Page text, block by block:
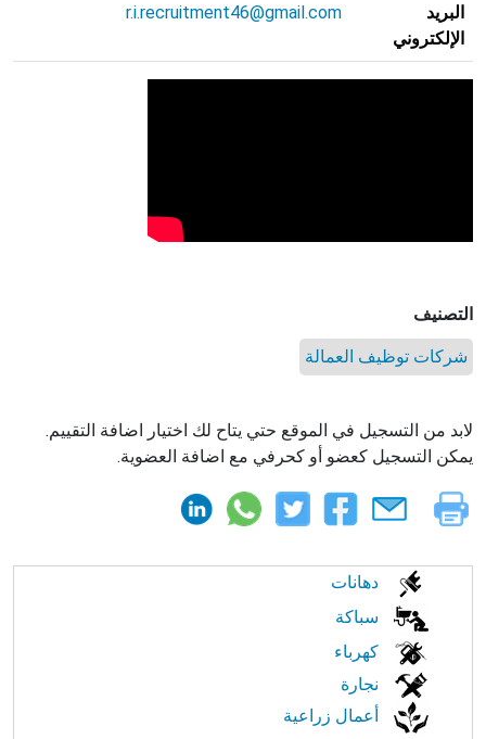
البريد
الإلكتروني
r.i.recruitment46@gmail.com
التصنيف
شركات توظيف العمالة
لابد من التسجيل في الموقع حتي يتاح لك اختيار اضافة التقييم.
يمكن التسجيل كعضو أو كحرفي مع اضافة العضوية.
الابحار
النت
دهانات
سباكة
كهرباء
نجارة
أعمال زراعية